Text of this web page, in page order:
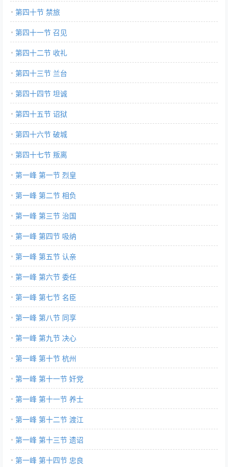
第四十节 禁旅
第四十一节 召见
第四十二节 收礼
第四十三节 兰台
第四十四节 坦诚
第四十五节 诏狱
第四十六节 破城
第四十七节 叛离
第一峰 第一节 烈皇
第一峰 第二节 相负
第一峰 第三节 治国
第一峰 第四节 吸纳
第一峰 第五节 认亲
第一峰 第六节 委任
第一峰 第七节 名臣
第一峰 第八节 同享
第一峰 第九节 决心
第一峰 第十节 杭州
第一峰 第十一节 奸党
第一峰 第十一节 养士
第一峰 第十二节 渡江
第一峰 第十三节 遗诏
第一峰 第十四节 忠良